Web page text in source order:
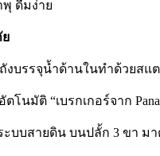
พุ ดื่มง่าย
งบรรจุน้ำด้านในทำด้วยสแ
โนมัติ “เบรกเกอร์จาก
ะบบสายดิน บนปลั้ก 3 ขา ม